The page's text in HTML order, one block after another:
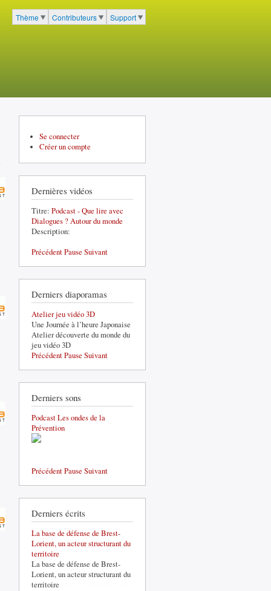
Menu du portail à 3 entrées
Thème Contributeurs Support
Se connecter
Créer un compte
Dernières vidéos
Titre: Podcast - Que lire avec
Dialogues ? Autour du monde
Description:
PrécédentPause Suivant
Derniers diaporamas
Atelier jeu vidéo 3D
Une Journée à l’heure Japonaise
Atelier découverte du monde du
jeu vidéo 3D
PrécédentPause Suivant
Derniers sons
Podcast Les ondes de la
Prévention
PrécédentPause Suivant
Derniers écrits
La base de défense de Brest-
Lorient, un acteur structurant du
territoire
La base de défense de Brest-
Lorient, un acteur structurant du
territoire